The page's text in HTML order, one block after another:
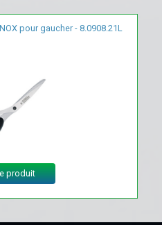
pour gaucher - 8.0908.21L
produit